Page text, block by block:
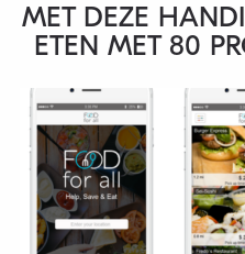
MET DEZE
ETEN MET 80